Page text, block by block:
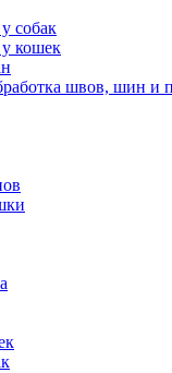
собак
у кошек
швов, шин и